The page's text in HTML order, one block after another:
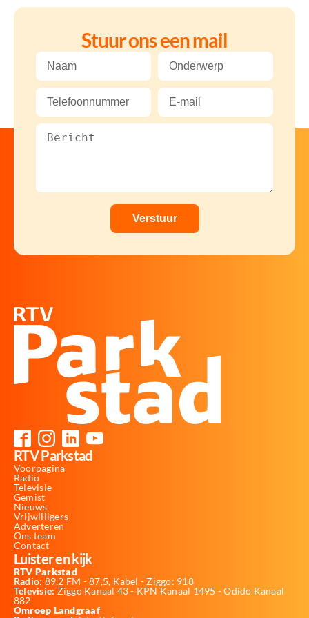
Stuur ons een mail
RTV Parkstad
Voorpagina
Radio
Televisie
Gemist
Nieuws
Vrijwilligers
Adverteren
Ons team
Contact
Luister en kijk
RTV Parkstad
Radio: 89,2 FM - 87,5, Kabel - Ziggo: 918
Televisie: Ziggo Kanaal 43 - KPN Kanaal 1495 - Odido Kanaal
882
Omroep Landgraaf